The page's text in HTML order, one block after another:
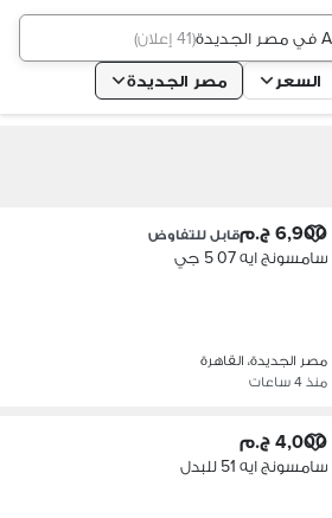
(41 إعلان )
السعر مصر الجديدة
6,900 ج.م قابل للتفاوض
سامسونج ايه 07 5 جي
مصر الجديدة، القاهرة
منذ 4 ساعات
4,000 ج.م
سامسونج ايه 51 للبدل